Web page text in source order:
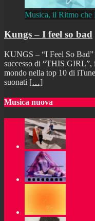
Musica, il Ritmo che
Kungs – I feel so bad
KUNGS – “I Feel So
successo di “THIS GIRL”,
mondo nella top 10 di
suonati […]
Musica nuova